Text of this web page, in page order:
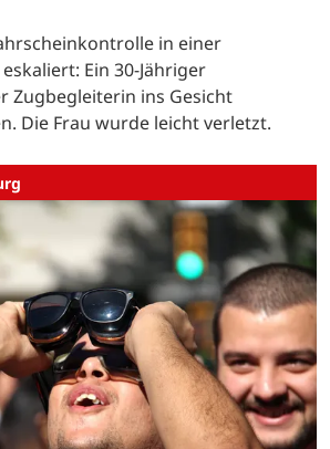
in einer
Ein 30-Jähriger
Zugbegleiterin ins Gesicht
Die Frau wurde leicht verletzt.